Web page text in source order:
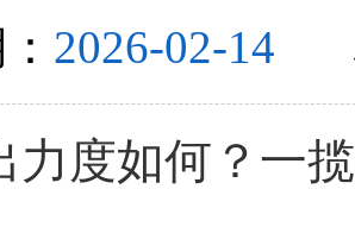
2026-02-14
力度如何？一